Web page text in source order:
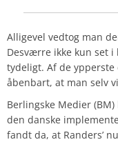
Alligevel vedtog man
Desværre ikke kun set
tydeligt. Af de
åbenbart, at man selv
Berlingske Medier
den danske
fandt da, at Randers’